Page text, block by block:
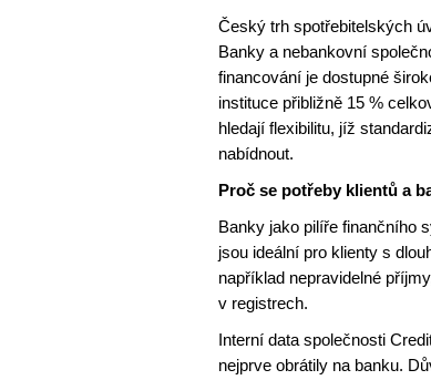
Český trh spotřebitelských
Banky a nebankovní
financování je dostupné
instituce přibližně 15 %
hledají flexibilitu, jíž
nabídnout.
Proč se potřeby klientů a
Banky jako pilíře finančního
jsou ideální pro klienty s
například nepravidelné
v registrech.
Interní data společnosti
nejprve obrátily na banku.